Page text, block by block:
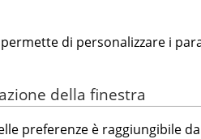
di personalizzare i
della finestra
preferenze è raggiungibile